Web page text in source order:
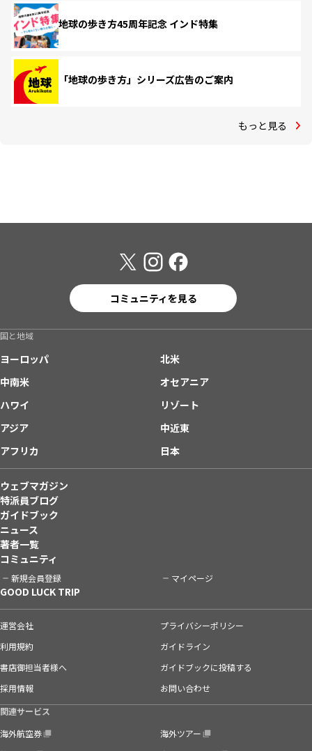
地球の歩き方45周年記念 インド特集
「地球の歩き方」シリーズ広告のご案内
もっと見る
コミュニティを見る
国と地域
ヨーロッパ
北米
中南米
オセアニア
ハワイ
リゾート
アジア
中近東
アフリカ
日本
ウェブマガジン
特派員ブログ
ガイドブック
ニュース
著者一覧
コミュニティ
新規会員登録 マイページ
GOOD LUCK TRIP
運営会社
プライバシーポリシー
利用規約
ガイドライン
書店御担当者様へ
ガイドブックに投稿する
採用情報
お問い合わせ
関連サービス
海外航空券
海外ツアー